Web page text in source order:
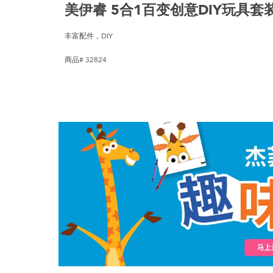
美伊睿 5合1百变创意DIY玩具套
丰富配件，DIY
商品# 32824